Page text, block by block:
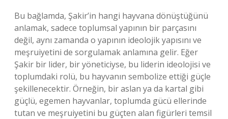
Bu bağlamda, Şakir’in hangi hayvana dönüştüğünü
anlamak, sadece toplumsal yapının bir parçasını
değil, aynı zamanda o yapının ideolojik yapısını ve
meşruiyetini de sorgulamak anlamına gelir. Eğer
Şakir bir lider, bir yöneticiyse, bu liderin ideolojisi ve
toplumdaki rolü, bu hayvanın sembolize ettiği güçle
şekillenecektir. Örneğin, bir aslan ya da kartal gibi
güçlü, egemen hayvanlar, toplumda gücü ellerinde
tutan ve meşruiyetini bu güçten alan figürleri temsil